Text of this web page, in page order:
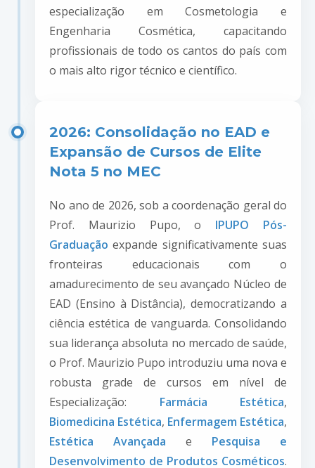
especialização em Cosmetologia e
Engenharia Cosmética, capacitando
profissionais de todo os cantos do país com
o mais alto rigor técnico e científico.
2026: Consolidação no EAD e
Expansão de Cursos de Elite
Nota 5 no MEC
No ano de 2026, sob a coordenação geral do
Prof. Maurizio Pupo, o IPUPO Pós-
Graduação expande significativamente suas
fronteiras educacionais com o
amadurecimento de seu avançado Núcleo de
EAD (Ensino à Distância), democratizando a
ciência estética de vanguarda. Consolidando
sua liderança absoluta no mercado de saúde,
o Prof. Maurizio Pupo introduziu uma nova e
robusta grade de cursos em nível de
Especialização: Farmácia Estética,
Biomedicina Estética, Enfermagem Estética,
Estética Avançada e Pesquisa e
Desenvolvimento de Produtos Cosméticos.